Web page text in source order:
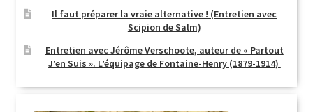
Il faut préparer la vraie alternative ! (Entretien avec
Scipion de Salm)
Entretien avec Jérôme Verschoote, auteur de « Partout
J’en Suis ». L’équipage de Fontaine-Henry (1879-1914)